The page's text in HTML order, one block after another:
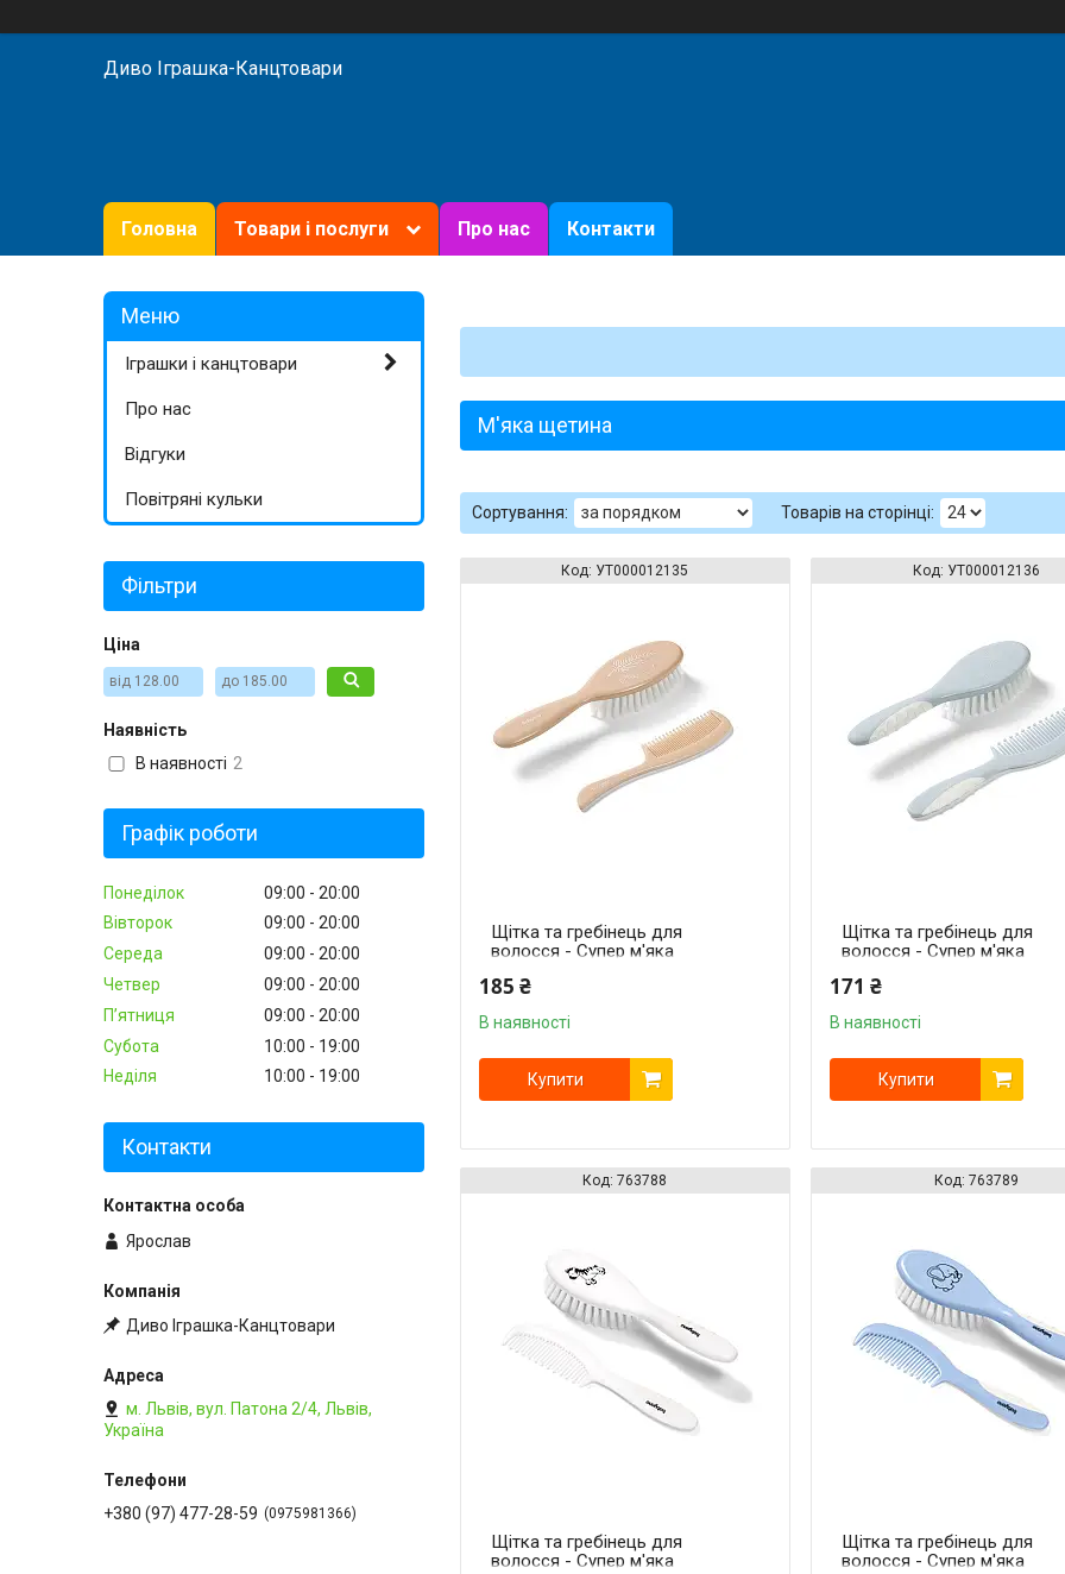
Диво Іграшка-Канцтовари
Головна Товари і послуги Про нас Контакти
М'яка щетина
УТ000012135
Щітка та гребінець для
волосся - Супер м'яка
"Babyono"
185 ₴
В наявності
Купити
УТ000012136
Щітка та гребінець для
волосся - Супер м'яка
"Babyono"
171 ₴
В наявності
Купити
763788
Щітка та гребінець для
волосся - Супер м'яка
763789
Щітка та гребінець для
волосся - Супер м'яка
Іграшки і канцтовари
Про нас
Відгуки
Повітряні кульки
Фільтри
Ціна
Наявність
В наявності 2
Графік роботи
Понеділок 09:00
20:00
Вівторок
09:00
20:00
Середа
09:00
20:00
Четвер
09:00
20:00
Пʼятниця
09:00
20:00
Субота
10:00
19:00
Неділя
10:00 19:00
Контакти
Ярослав
Диво Іграшка-Канцтовари
м. Львів, вул. Патона 2/4, Львів,
Україна
+380 (97) 477-28-59 0975981366